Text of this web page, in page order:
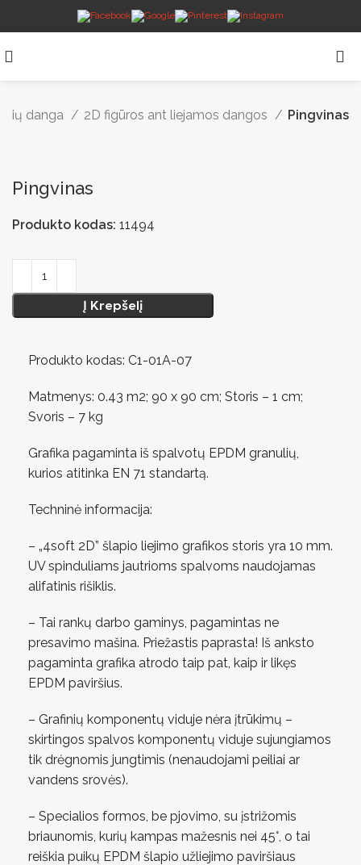
danga 2D figūros ant liejamos dangos Pingvinas
Pingvinas
Produkto kodas: 11494
Į Krepšelį
Produkto kodas: C1-01A-07
Matmenys: 0.43 m2; 90 x 90 cm; Storis – 1 cm;
Svoris – 7 kg
Grafika pagaminta iš spalvotų EPDM granulių,
kurios atitinka EN 71 standartą.
Techninė informacija:
– „4soft 2D” šlapio liejimo grafikos storis yra 10 mm.
UV spinduliams jautrioms spalvoms naudojamas
alifatinis rišiklis.
– Tai rankų darbo gaminys, pagamintas ne
presavimo mašina. Priežastis paprasta! Iš anksto
pagaminta grafika atrodo taip pat, kaip ir likęs
EPDM paviršius.
– Grafinių komponentų viduje nėra įtrūkimų –
skirtingos spalvos komponentų viduje sujungiamos
tik drėgnomis jungtimis (nenaudojami peiliai ar
vandens srovės).
– Specialios formos, be pjovimo, su įstrižomis
briaunomis, kurių kampas mažesnis nei 45°, o tai
reiškia puikų EPDM šlapio užliejimo paviršiaus